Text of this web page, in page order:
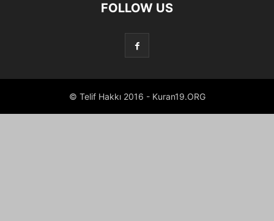
FOLLOW US
© Telif Hakkı 2016 - Kuran19.ORG